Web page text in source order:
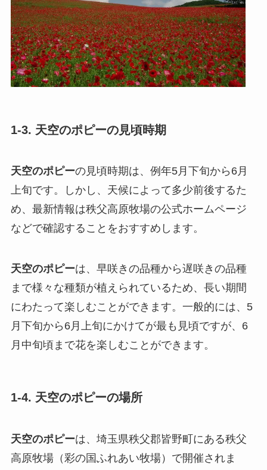
1-3. 天空のポピーの見頃時期
天空のポピーの見頃時期は、例年5月下旬から6月
上旬です。しかし、天候によって多少前後するた
め、最新情報は秩父高原牧場の公式ホームページ
などで確認することをおすすめします。
天空のポピーは、早咲きの品種から遅咲きの品種
まで様々な種類が植えられているため、長い期間
にわたって楽しむことができます。一般的には、5
月下旬から6月上旬にかけてが最も見頃ですが、6
月中旬頃まで花を楽しむことができます。
1-4. 天空のポピーの場所
天空のポピーは、埼玉県秩父郡皆野町にある秩父
高原牧場（彩の国ふれあい牧場）で開催されま